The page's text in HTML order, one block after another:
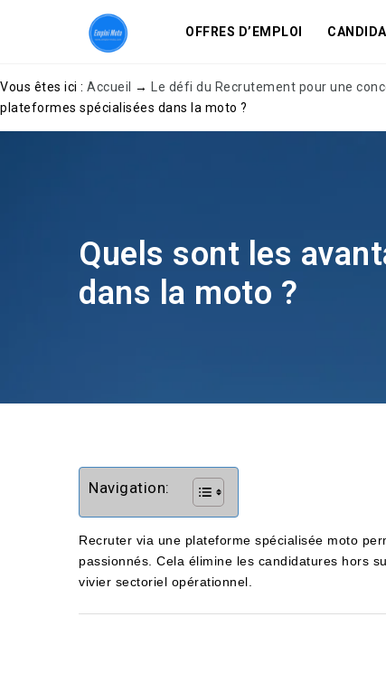
OFFRES D’EMPLOI
Vous êtes ici : Accueil → Le défi du Recrutement pour une
plateformes spécialisées dans la moto ?
Quels sont les
dans la moto ?
Navigation:
Recruter via une plateforme spécialisée moto
passionnés. Cela élimine les candidatures hors
vivier sectoriel opérationnel.